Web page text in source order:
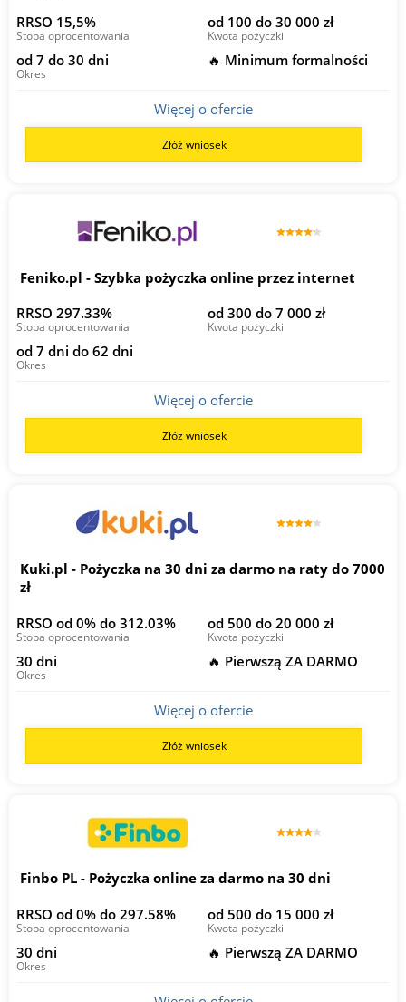
RRSO 15,5%
Stopa oprocentowania
od 100 do 30 000 zł
Kwota pożyczki
od 7 do 30 dni
Okres
🔥 Minimum formalności
Więcej o ofercie
Złóż wniosek
Feniko.pl - Szybka pożyczka online przez internet
RRSO 297.33%
Stopa oprocentowania
od 300 do 7 000 zł
Kwota pożyczki
od 7 dni do 62 dni
Okres
Więcej o ofercie
Złóż wniosek
Kuki.pl - Pożyczka na 30 dni za darmo na raty do 7000
zł
RRSO od 0% do 312.03%
Stopa oprocentowania
od 500 do 20 000 zł
Kwota pożyczki
30 dni
Okres
🔥 Pierwszą ZA DARMO
Więcej o ofercie
Złóż wniosek
Finbo PL - Pożyczka online za darmo na 30 dni
RRSO od 0% do 297.58%
Stopa oprocentowania
od 500 do 15 000 zł
Kwota pożyczki
30 dni
Okres
🔥 Pierwszą ZA DARMO